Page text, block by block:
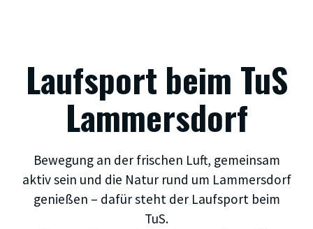
Laufsport beim TuS
Lammersdorf
Bewegung an der frischen Luft, gemeinsam
aktiv sein und die Natur rund um Lammersdorf
genießen – dafür steht der Laufsport beim
TuS.